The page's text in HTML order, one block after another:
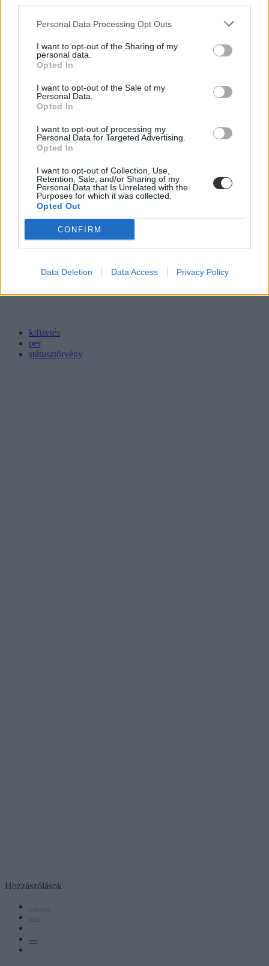
Personal Data Processing Opt Outs
I want to opt-out of the Sharing of my
personal data.
Opted In
I want to opt-out of the Sale of my
Personal Data.
Opted In
I want to opt-out of processing my
Personal Data for Targeted Advertising.
Opted In
I want to opt-out of Collection, Use,
Retention, Sale, and/or Sharing of my
Personal Data that Is Unrelated with the
Purposes for which it was collected.
Opted Out
CONFIRM
Data Deletion Data Access Privacy Policy
kifizetés
per
státusztörvény
Hozzászólások